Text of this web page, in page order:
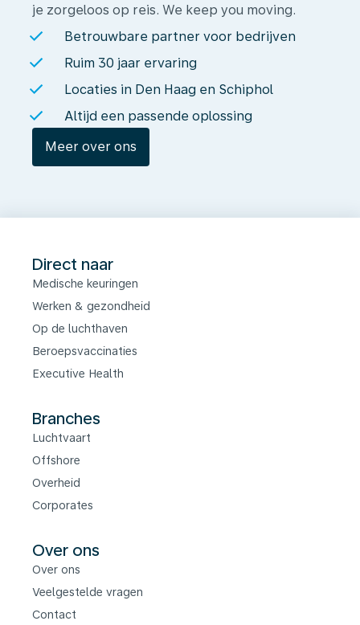
je zorgeloos op reis. We keep you moving.
Betrouwbare partner voor bedrijven
Ruim 30 jaar ervaring
Locaties in Den Haag en Schiphol
Altijd een passende oplossing
Meer over ons
Direct naar
Medische keuringen
Werken & gezondheid
Op de luchthaven
Beroepsvaccinaties
Executive Health
Branches
Luchtvaart
Offshore
Overheid
Corporates
Over ons
Over ons
Veelgestelde vragen
Contact